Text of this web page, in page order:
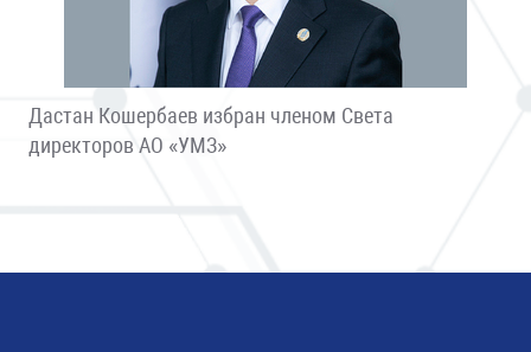
Дастан Кошербаев избран членом Света
директоров АО «УМЗ»